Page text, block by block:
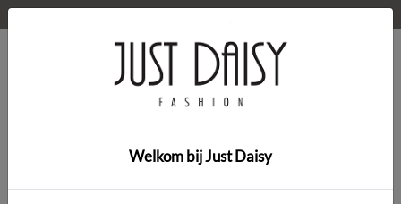
> Golf bat sleeve
Welkom bij Just Daisy